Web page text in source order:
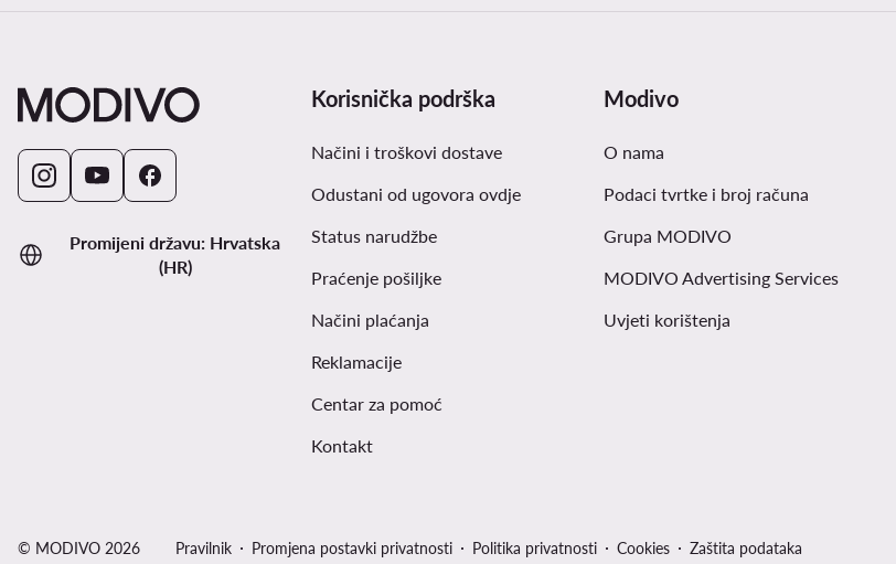
Promijeni državu: Hrvatska
(HR)
Korisnička podrška
Načini i troškovi dostave
Odustani od ugovora ovdje
Status narudžbe
Praćenje pošiljke
Načini plaćanja
Reklamacije
Centar za pomoć
Kontakt
Modivo
O nama
Podaci tvrtke i broj računa
Grupa MODIVO
MODIVO Advertising Services
Uvjeti korištenja
© MODIVO 2026 Pravilnik Promjena postavki privatnosti Politika privatnosti Cookies Zaštita podataka